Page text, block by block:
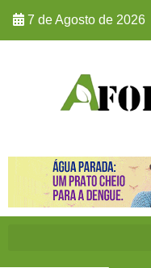
7 de Agosto de 2026